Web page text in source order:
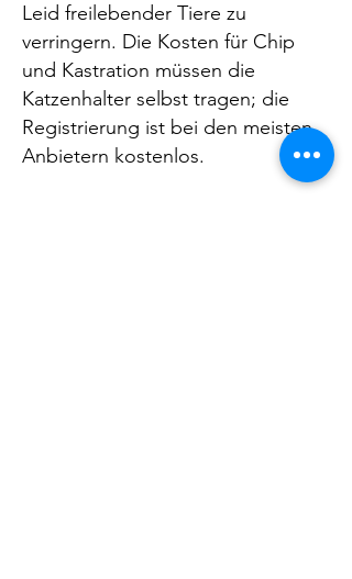
Leid freilebender Tiere zu
verringern. Die Kosten für Chip
und Kastration müssen die
Katzenhalter selbst tragen; die
Registrierung ist bei den meisten
Anbietern kostenlos.